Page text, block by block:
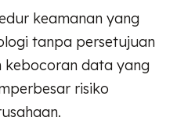
keamanan yang
tanpa persetujuan
data yang
risiko